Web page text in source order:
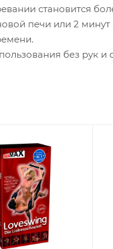
становится
печи или 2 минут
без рук и